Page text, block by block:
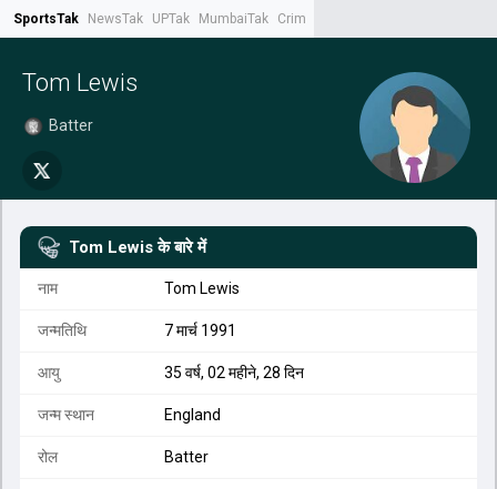
SportsTak NewsTak UPTak MumbaiTak CrimeTak
Tom Lewis
Batter
Tom Lewis के बारे में
नाम Tom Lewis
जन्मतिथि 7 मार्च 1991
आयु 35 वर्ष, 02 महीने, 28 दिन
जन्म स्थान England
रोल Batter